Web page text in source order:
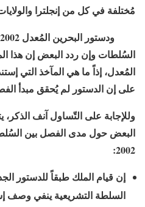
مُختلفة في كل من إنجلترا
ودستور البحرين المُعدل 2002
السُلطات وإن ردد البعض إن هذا
المُعدل، إذاً ما هي المآخذ التي
على إن الدستور لم يُحقق مبدأ
وللإجابة على التّساول آنف الذكر،
البعض حول مدى الفصل بين
2002
:
إن قيام الملك طبقاً للدستور
السلطة التشريعية ينفي وصف